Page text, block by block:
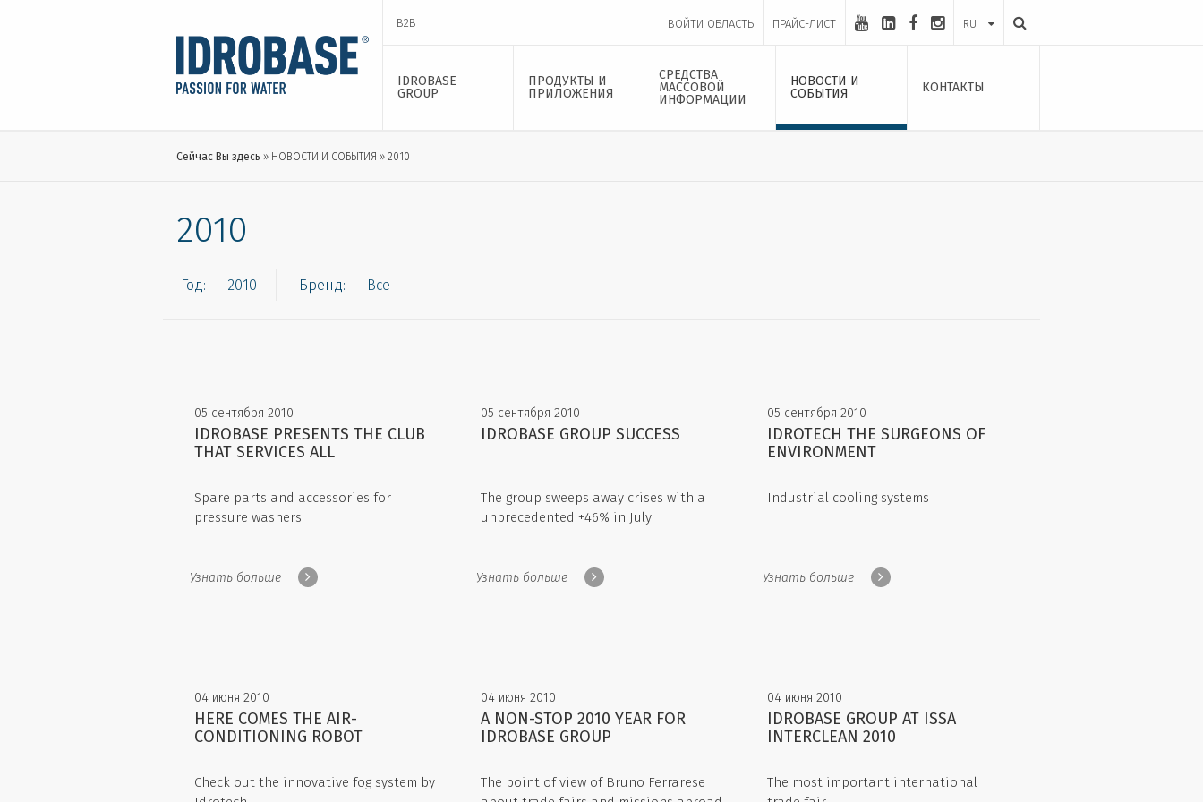
B2B ВОЙТИ ОБЛАСТЬ ПРАЙС-ЛИСТ RU
IDROBASE
GROUP
ПРОДУКТЫ И
ПРИЛОЖЕНИЯ
СРЕДСТВА
МАССОВОЙ
ИНФОРМАЦИИ
НОВОСТИ И
СОБЫТИЯ
КОНТАКТЫ
Сейчас Вы здесь НОВОСТИ И СОБЫТИЯ 2010
2010
Год: Бренд:
05 сентября 2010
IDROBASE PRESENTS THE CLUB
THAT SERVICES ALL
Spare parts and accessories for
pressure washers
Узнать больше
05 сентября 2010
IDROBASE GROUP SUCCESS
The group sweeps away crises with a
unprecedented +46% in July
Узнать больше
05 сентября 2010
IDROTECH THE SURGEONS OF
ENVIRONMENT
Industrial cooling systems
Узнать больше
04 июня 2010
HERE COMES THE AIR-
CONDITIONING ROBOT
Check out the innovative fog system by
04 июня 2010
A NON-STOP 2010 YEAR FOR
IDROBASE GROUP
The point of view of Bruno Ferrarese
04 июня 2010
IDROBASE GROUP AT ISSA
INTERCLEAN 2010
The most important international